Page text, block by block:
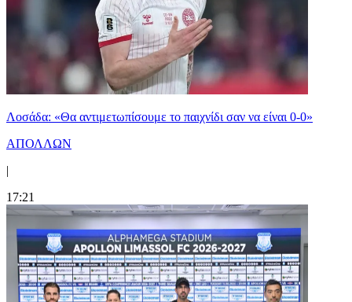
Λοσάδα: «Θα αντιμετωπίσουμε το παιχνίδι σαν να είναι 0-0»
ΑΠΟΛΛΩΝ
|
17:21